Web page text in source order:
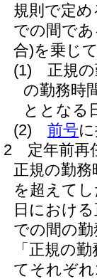
規則で定め
での間で
合)を乗じ
(1)
正規
の勤務時
ととなる
(2)
前号
2
定年前再
正規の勤
を超えて
日におけ
での間の
「正規の
てそれぞ